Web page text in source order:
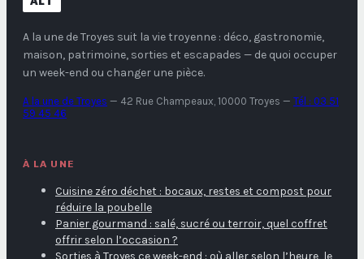
A la une de Troyes suit la vie troyenne : déco, gastronomie,
maison, patrimoine, sorties et escapades — de quoi occuper
un week-end ou changer une pièce.
A la une de Troyes — 42 Rue Champeaux, 10000 Troyes — Tél : 03 51
59 45 46
À LA UNE
Cuisine zéro déchet : bocaux, restes et compost pour
réduire la poubelle
Panier gourmand : salé, sucré ou terroir, quel coffret
offrir selon l’occasion ?